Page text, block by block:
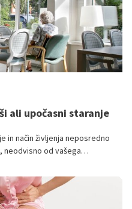
ali upočasni staranje
in način življenja neposredno
od vašega